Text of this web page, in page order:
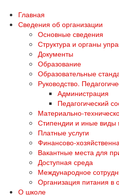
Главная
Сведения об организации
Основные сведения
Структура и органы
Документы
Образование
Образовательные
Руководство.
Администрация
Педагогический
Материально-
Стипендии и иные виды
Платные услуги
Финансово-
Вакантные места для
Доступная среда
Международное
Организация питания в
О школе